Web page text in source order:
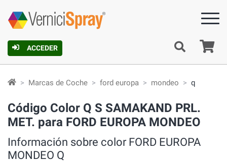
ACCEDER
Marcas de Coche ford europa mondeo q
Código Color Q S SAMAKAND PRL.
MET. para FORD EUROPA MONDEO
Información sobre color FORD EUROPA
MONDEO Q